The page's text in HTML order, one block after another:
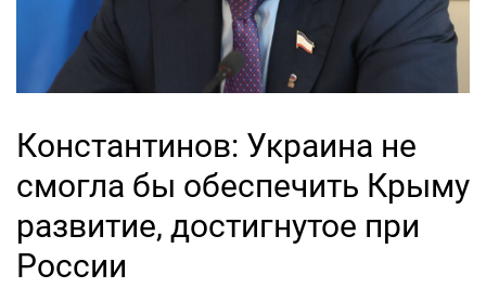
Константинов: Украина не
смогла бы обеспечить Крыму
развитие, достигнутое при
России